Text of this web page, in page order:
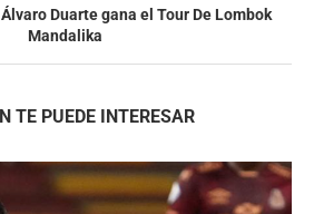
Duarte gana el Tour De Lombok
Mandalika
TE PUEDE INTERESAR